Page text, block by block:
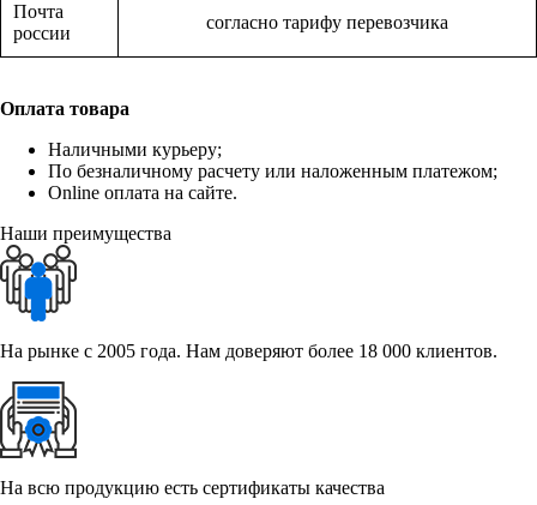
Почта
россии
согласно тарифу перевозчика
Оплата товара
Наличными курьеру;
По безналичному расчету или наложенным платежом;
Online оплата на сайте.
Наши преимущества
На рынке с 2005 года. Нам доверяют более 18 000 клиентов.
На всю продукцию есть сертификаты качества